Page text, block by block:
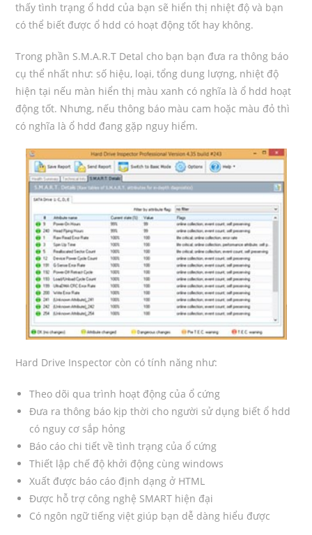
thấy tình trạng ổ hdd của bạn sẽ hiển thị nhiệt độ và bạn
có thể biết được ổ hdd có hoạt động tốt hay không.
Trong phần S.M.A.R.T Detal cho bạn bạn đưa ra thông báo
cụ thể nhất như: số hiệu, loại, tổng dung lượng, nhiệt độ
hiện tại nếu màn hiển thị màu xanh có nghĩa là ổ hdd hoạt
động tốt. Nhưng, nếu thông báo màu cam hoặc màu đỏ thì
có nghĩa là ổ hdd đang gặp nguy hiểm.
Hard Drive Inspector còn có tính năng như:
Theo dõi qua trình hoạt động của ổ cứng
Đưa ra thông báo kịp thời cho người sử dụng biết ổ hdd
có nguy cơ sắp hỏng
Báo cáo chi tiết về tình trạng của ổ cứng
Thiết lập chế độ khởi động cùng windows
Xuất được báo cáo định dạng ở HTML
Được hỗ trợ công nghệ SMART hiện đại
Có ngôn ngữ tiếng việt giúp bạn dễ dàng hiểu được